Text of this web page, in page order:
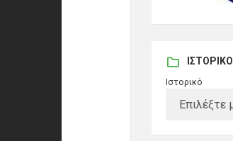
ΙΣΤΟΡΙΚΌ
Ιστορικό